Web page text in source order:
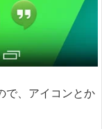
で、アイコンとか